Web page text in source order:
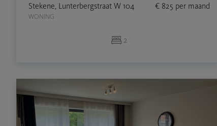
Stekene, Lunterbergstraat W 104
WONING
€ 825 per maand
2